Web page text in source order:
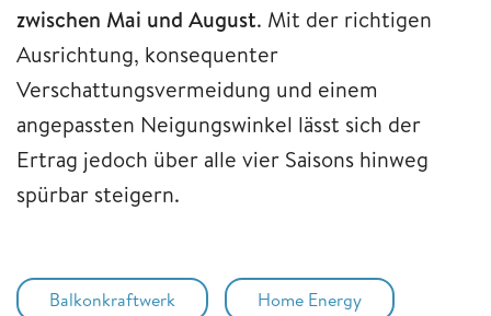
zwischen Mai und August. Mit der richtigen
Ausrichtung, konsequenter
Verschattungsvermeidung und einem
angepassten Neigungswinkel lässt sich der
Ertrag jedoch über alle vier Saisons hinweg
spürbar steigern.
Balkonkraftwerk Home Energy